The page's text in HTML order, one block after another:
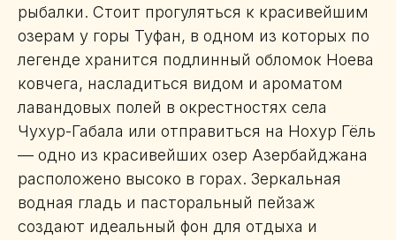
рыбалки. Стоит прогуляться к красивейшим
озерам у горы Туфан, в одном из которых по
легенде хранится подлинный обломок Ноева
ковчега, насладиться видом и ароматом
лавандовых полей в окрестностях села
Чухур-Габала или отправиться на Нохур Гёль
— одно из красивейших озер Азербайджана
расположено высоко в горах. Зеркальная
водная гладь и пасторальный пейзаж
создают идеальный фон для отдыха и